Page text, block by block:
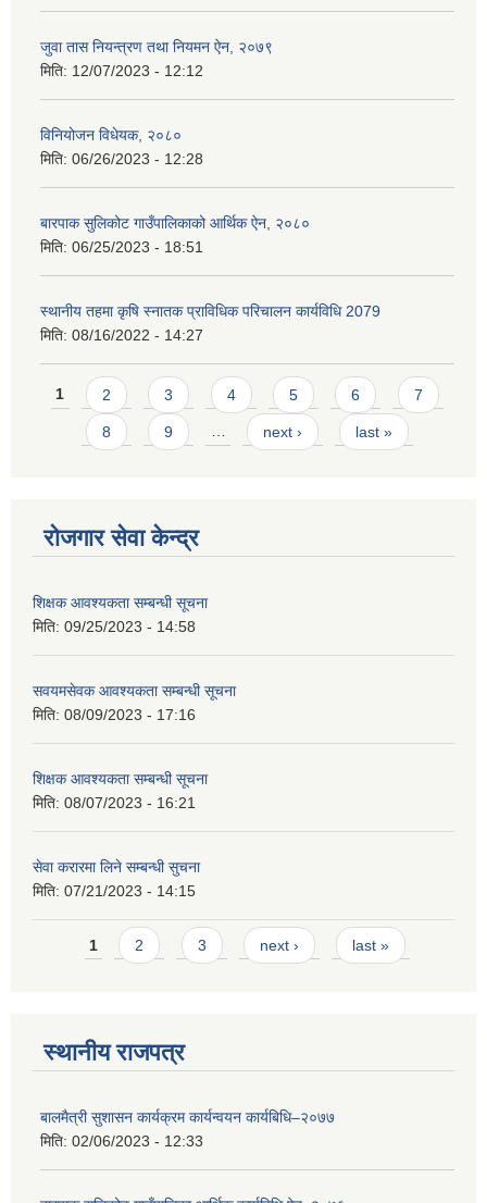
जुवा तास नियन्त्रण तथा नियमन ऐन, २०७९
मिति: 12/07/2023 - 12:12
विनियोजन विधेयक, २०८०
मिति: 06/26/2023 - 12:28
बारपाक सुलिकोट गाउँपालिकाको आर्थिक ऐन, २०८०
मिति: 06/25/2023 - 18:51
स्थानीय तहमा कृषि स्नातक प्राविधिक परिचालन कार्यविधि 2079
मिति: 08/16/2022 - 14:27
Pages
1 2 3 4 5 6 7
8 9 … next › last »
रोजगार सेवा केन्द्र
शिक्षक आवश्यकता सम्बन्धी सूचना
मिति: 09/25/2023 - 14:58
सवयमसेवक आवश्यकता सम्बन्धी सूचना
मिति: 08/09/2023 - 17:16
शिक्षक आवश्यकता सम्बन्धी सूचना
मिति: 08/07/2023 - 16:21
सेवा करारमा लिने सम्बन्धी सुचना
मिति: 07/21/2023 - 14:15
Pages
1 2 3 next › last »
स्थानीय राजपत्र
बालमैत्री सुशासन कार्यक्रम कार्यन्वयन कार्यबिधि–२०७७
मिति: 02/06/2023 - 12:33